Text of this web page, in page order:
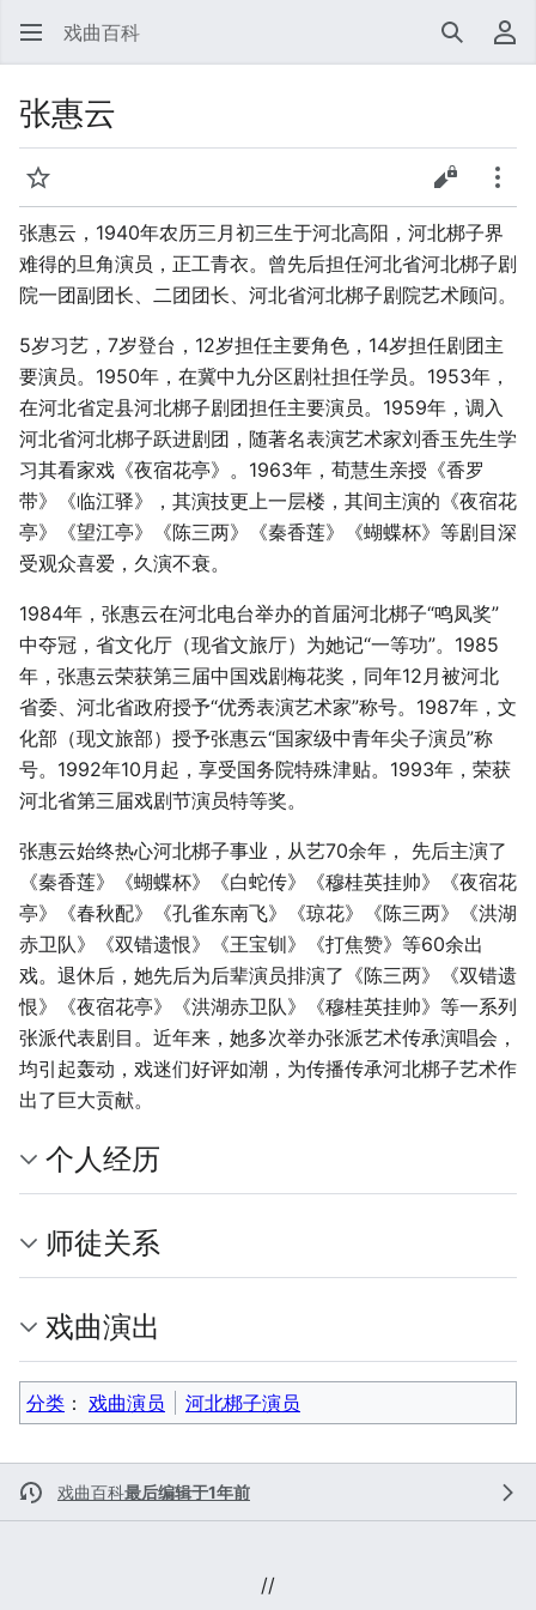
戏曲百科 搜索 用
张惠云
监视 查看源代
更多
张惠云，1940年农历三月初三生于河北高阳，河北梆子界
难得的旦角演员，正工青衣。曾先后担任河北省河北梆子剧
院一团副团长、二团团长、河北省河北梆子剧院艺术顾问。
5岁习艺，7岁登台，12岁担任主要角色，14岁担任剧团主
要演员。1950年，在冀中九分区剧社担任学员。1953年，
在河北省定县河北梆子剧团担任主要演员。1959年，调入
河北省河北梆子跃进剧团，随著名表演艺术家刘香玉先生学
习其看家戏《夜宿花亭》。1963年，荀慧生亲授《香罗
带》《临江驿》，其演技更上一层楼，其间主演的《夜宿花
亭》《望江亭》《陈三两》《秦香莲》《蝴蝶杯》等剧目深
受观众喜爱，久演不衰。
1984年，张惠云在河北电台举办的首届河北梆子“鸣凤奖”
中夺冠，省文化厅（现省文旅厅）为她记“一等功”。1985
年，张惠云荣获第三届中国戏剧梅花奖，同年12月被河北
省委、河北省政府授予“优秀表演艺术家”称号。1987年，文
化部（现文旅部）授予张惠云“国家级中青年尖子演员”称
号。1992年10月起，享受国务院特殊津贴。1993年，荣获
河北省第三届戏剧节演员特等奖。
张惠云始终热心河北梆子事业，从艺70余年， 先后主演了
《秦香莲》《蝴蝶杯》《白蛇传》《穆桂英挂帅》《夜宿花
亭》《春秋配》《孔雀东南飞》《琼花》《陈三两》《洪湖
赤卫队》《双错遗恨》《王宝钏》《打焦赞》等60余出
戏。退休后，她先后为后辈演员排演了《陈三两》《双错遗
恨》《夜宿花亭》《洪湖赤卫队》《穆桂英挂帅》等一系列
张派代表剧目。近年来，她多次举办张派艺术传承演唱会，
均引起轰动，戏迷们好评如潮，为传播传承河北梆子艺术作
出了巨大贡献。
个人经历
师徒关系
戏曲演出
分类 ：​ 戏曲演员 河北梆子演员
戏曲百科最后编辑于1年前
//